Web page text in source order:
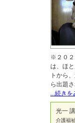
※２０２
は、ほ
トから
ら出題
...続きを
光一
介護福